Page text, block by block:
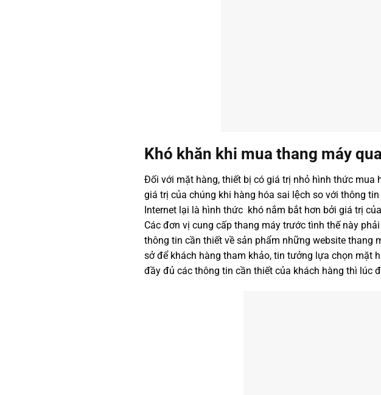
Khó khăn khi mua thang máy
Đối với mặt hàng, thiết bị có giá trị nhỏ hình thức mua
giá trị của chúng khi hàng hóa sai lệch so với thông
Internet lại là hình thức khó nắm bắt hơn bởi giá trị
Các đơn vị cung cấp thang máy trước tình thế này
thông tin cần thiết về sản phẩm những website thang
sở để khách hàng tham khảo, tin tưởng lựa chọn mặt
đầy đủ các thông tin cần thiết của khách hàng thì lúc